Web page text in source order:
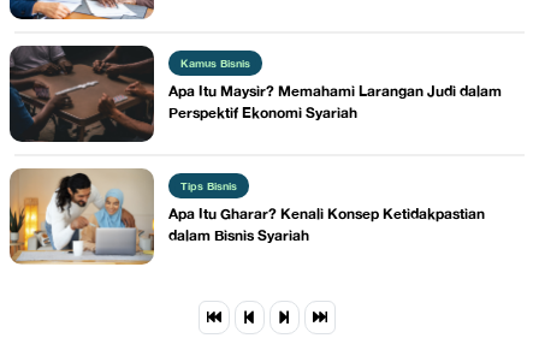
Kamus Bisnis
Apa Itu Maysir? Memahami Larangan Judi dalam
Perspektif Ekonomi Syariah
Tips Bisnis
Apa Itu Gharar? Kenali Konsep Ketidakpastian
dalam Bisnis Syariah